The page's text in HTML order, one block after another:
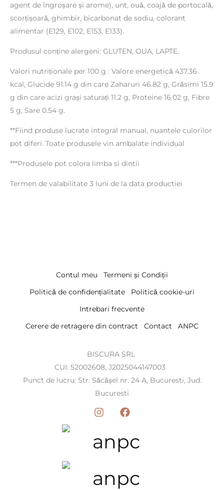
agent de îngroșare și arome), unt, ouă, coajă de portocală,
scorțișoară, ghimbir, bicarbonat de sodiu, colorant
alimentar (E129, E102, E153, E133).
Produsul conține alergeni: GLUTEN, OUA, LAPTE.
Valori nutriționale per 100 g : Valore energetică 437.36
kcal, Glucide 91.14 g din care Zaharuri 46.82 g, Grăsimi 15.9
g din care acizi grași saturați 11.2 g, Proteine 16.02 g, Fibre
5 g, Sare 0.54 g.
**Fiind produse lucrate integral manual, nuantele culorilor
pot diferi. Toate produsele vin ambalate individual
***Produsele pot colora limba si dintii
Termen de valabilitate 3 luni de la data productiei
Contul meu
Termeni și Condiții
Politică de confidențialitate
Politică cookie-uri
Intrebari frecvente
Cerere de retragere din contract
Contact ANPC
BISCURA SRL
CUI: 52002608, J2025044147003
Punct de lucru: Str. Săcășel nr. 24 A, Bucuresti, Jud.
Bucuresti